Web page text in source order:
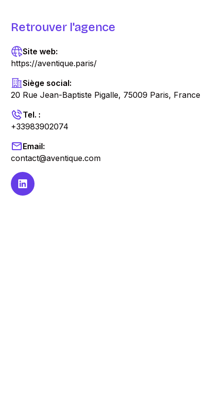
Retrouver l'agence
Site web:
https://aventique.paris/
Siège social:
20 Rue Jean-Baptiste Pigalle, 75009 Paris, France
Tel. :
+33983902074
Email:
contact@aventique.com